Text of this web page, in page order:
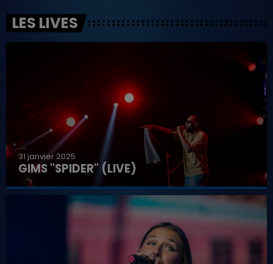
LES LIVES
31 janvier 2025
GIMS "SPIDER" (LIVE)